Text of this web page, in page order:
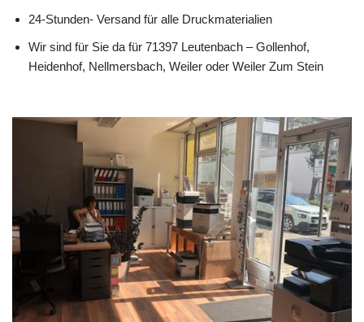
24-Stunden- Versand für alle Druckmaterialien
Wir sind für Sie da für 71397 Leutenbach – Gollenhof,
Heidenhof, Nellmersbach, Weiler oder Weiler Zum Stein